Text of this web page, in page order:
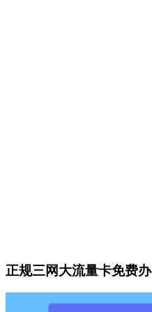
正规三网大流量卡免费办